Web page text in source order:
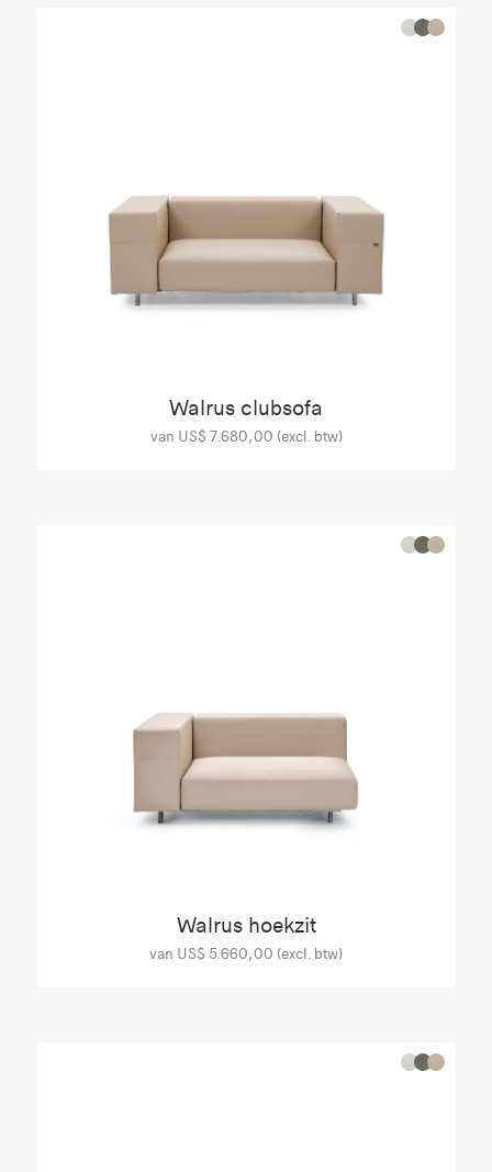
Walrus clubsofa
van US$ 7.680,00 (excl. btw)
Walrus hoekzit
van US$ 5.660,00 (excl. btw)